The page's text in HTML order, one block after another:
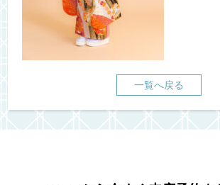
一覧へ戻る